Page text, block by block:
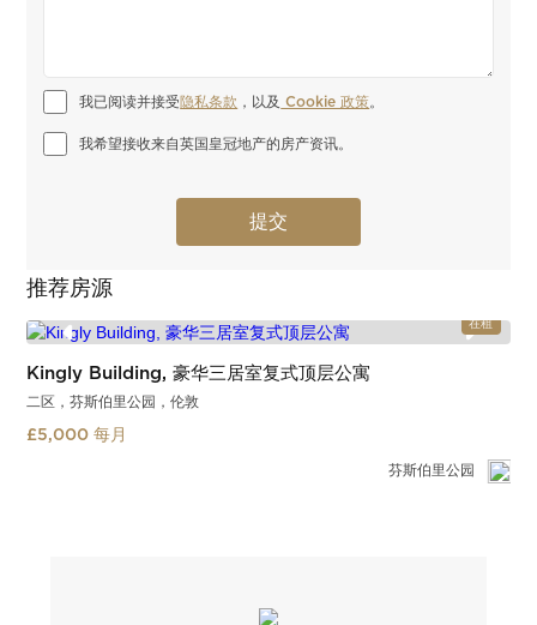
我已阅读并接受隐私条款 ，以及 Cookie 政策。
我希望接收来自英国皇冠地产的房产资讯。
推荐房源
在租
Kingly Building, 豪华三居室复式顶层公寓
二区，芬斯伯里公园，伦敦
£5,000 每月
芬斯伯里公园